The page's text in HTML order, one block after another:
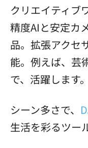
クリエイティブ
精度AIと安定カ
品。拡張アクセ
能。例えば、芸
で、活躍します。
シーン多さで、
生活を彩るツー